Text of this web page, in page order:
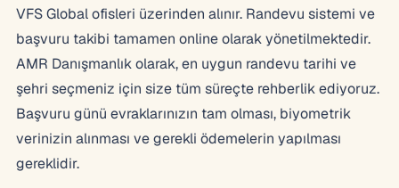
VFS Global ofisleri üzerinden alınır. Randevu sistemi ve
başvuru takibi tamamen online olarak yönetilmektedir.
AMR Danışmanlık olarak, en uygun randevu tarihi ve
şehri seçmeniz için size tüm süreçte rehberlik ediyoruz.
Başvuru günü evraklarınızın tam olması, biyometrik
verinizin alınması ve gerekli ödemelerin yapılması
gereklidir.